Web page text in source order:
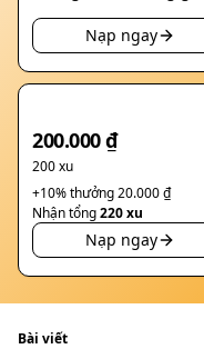
Nạp ngay
200.000 ₫
200 xu
+10%thưởng20.000 ₫
Nhận tổng220 xu
Nạp ngay
Bài viết